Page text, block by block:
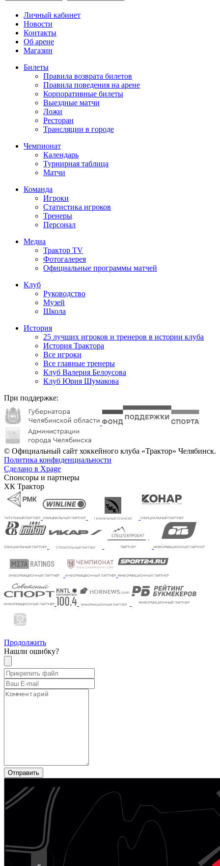
Личный кабинет
Новости
Контакты
Об арене
Магазин
Билеты
Правила возврата билетов
Правила поведения на арене
Корпоративные билеты
Выездные матчи
Ложи
Ресторан
Трансляции в городе
Чемпионат
Календарь
Турнирная таблица
Матчи
Команда
Игроки
Статистика игроков
Тренеры
Персонал
Медиа
Трактор TV
Фотогалерея
Официальные программы матчей
Клуб
Руководство
Музей
Школа
История
25 лучших игроков и тренеров в истории клуба
История Трактора
Все игроки
Все главные тренеры
Клуб Валерия Белоусова
Клуб Юрия Шумакова
При поддержке:
© Официальный сайт хоккейного клуба «Трактор» Челябинск.
Политика конфиденциальности
Сделано в Xpage
Спонсоры и партнеры
ХК Трактор
Продолжить
Нашли ошибку?